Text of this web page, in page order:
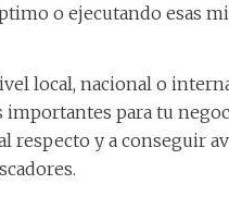
o ejecutando esas
local, nacional o
importantes para tu
respecto y a conseguir